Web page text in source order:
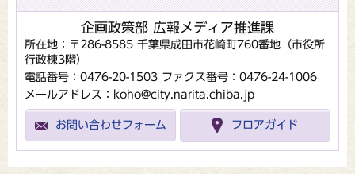
企画政策部 広報メディア推進課
所在地：〒286-8585 千葉県成田市花崎町760番地（市役所
行政棟3階）
電話番号：0476-20-1503 ファクス番号：0476-24-1006
メールアドレス：koho@city.narita.chiba.jp
お問い合わせフォーム フロアガイド